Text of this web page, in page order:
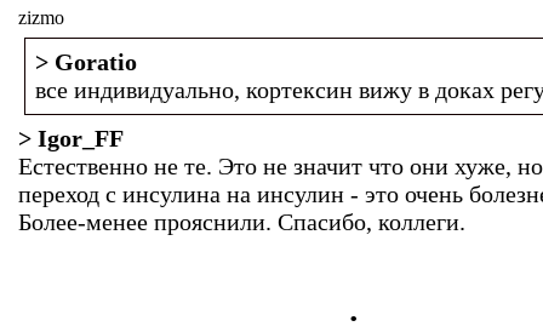
zizmo
> Goratio
все индивидуально, кортексин вижу в доках
> Igor_FF
Естественно не те. Это не значит что они хуже,
переход с инсулина на инсулин - это очень
Более-менее прояснили. Спасибо, коллеги.
.